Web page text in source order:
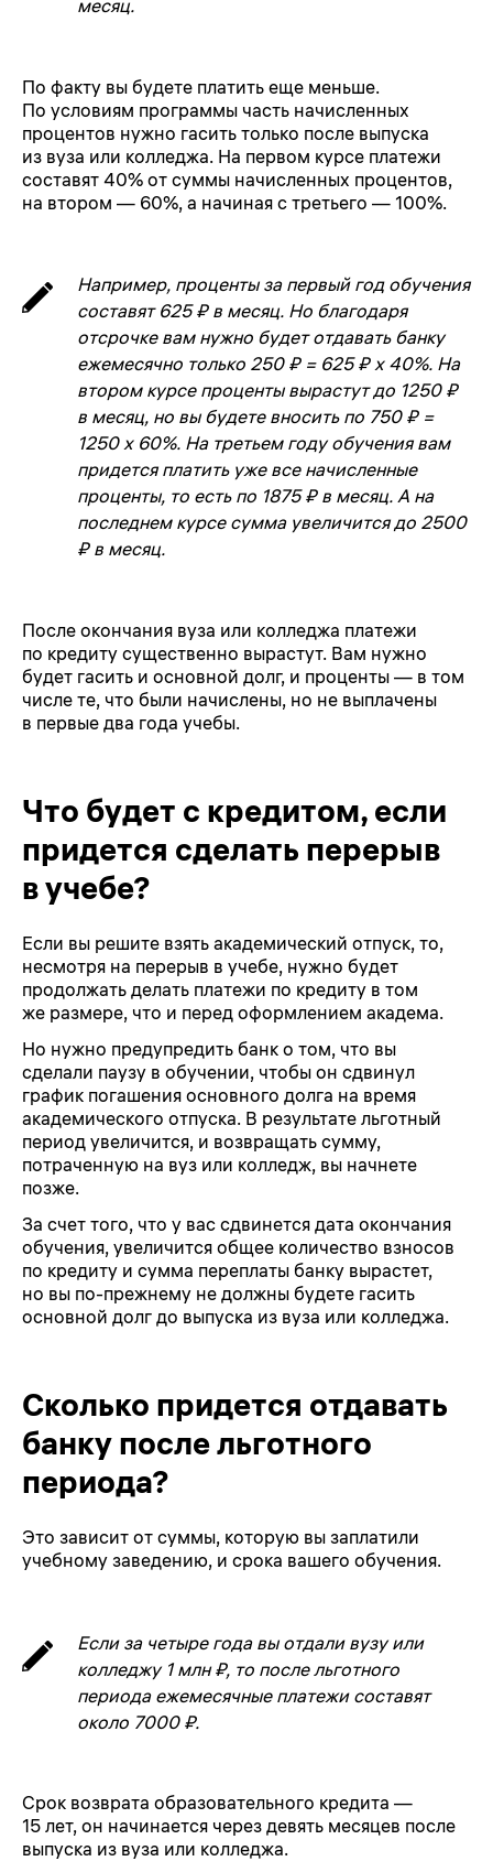
месяц.
По факту вы будете платить еще меньше.
По условиям программы часть начисленных
процентов нужно гасить только после выпуска
из вуза или колледжа. На первом курсе платежи
составят 40% от суммы начисленных процентов,
на втором — 60%, а начиная с третьего — 100%.
Например, проценты за первый год обучения
составят 625 ₽ в месяц. Но благодаря
отсрочке вам нужно будет отдавать банку
ежемесячно только 250 ₽ = 625 ₽ х 40%. На
втором курсе проценты вырастут до 1250 ₽
в месяц, но вы будете вносить по 750 ₽ =
1250 х 60%. На третьем году обучения вам
придется платить уже все начисленные
проценты, то есть по 1875 ₽ в месяц. А на
последнем курсе сумма увеличится до 2500
₽ в месяц.
После окончания вуза или колледжа платежи
по кредиту существенно вырастут. Вам нужно
будет гасить и основной долг, и проценты — в том
числе те, что были начислены, но не выплачены
в первые два года учебы.
Что будет с кредитом, если
придется сделать перерыв
в учебе?
Если вы решите взять академический отпуск, то,
несмотря на перерыв в учебе, нужно будет
продолжать делать платежи по кредиту в том
же размере, что и перед оформлением академа.
Но нужно предупредить банк о том, что вы
сделали паузу в обучении, чтобы он сдвинул
график погашения основного долга на время
академического отпуска. В результате льготный
период увеличится, и возвращать сумму,
потраченную на вуз или колледж, вы начнете
позже.
За счет того, что у вас сдвинется дата окончания
обучения, увеличится общее количество взносов
по кредиту и сумма переплаты банку вырастет,
но вы по-прежнему не должны будете гасить
основной долг до выпуска из вуза или колледжа.
Сколько придется отдавать
банку после льготного
периода?
Это зависит от суммы, которую вы заплатили
учебному заведению, и срока вашего обучения.
Если за четыре года вы отдали вузу или
колледжу 1 млн ₽, то после льготного
периода ежемесячные платежи составят
около 7000 ₽.
Срок возврата образовательного кредита —
15 лет, он начинается через девять месяцев после
выпуска из вуза или колледжа.